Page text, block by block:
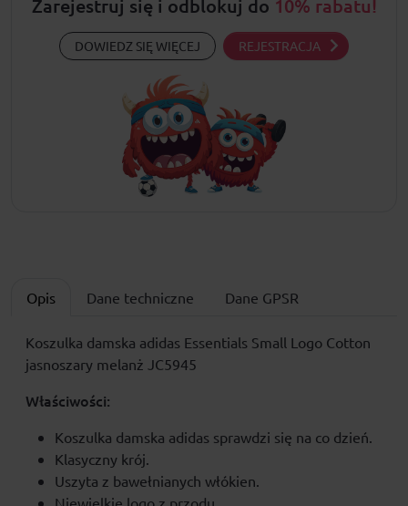
Zarejestruj się i odblokuj do 10% rabatu!
DOWIEDZ SIĘ WIĘCEJ REJESTRACJA
Opis Dane techniczne Dane GPSR
Koszulka damska adidas Essentials Small Logo Cotton
jasnoszary melanż JC5945
Właściwości:
Koszulka damska adidas sprawdzi się na co dzień.
Klasyczny krój.
Uszyta z bawełnianych włókien.